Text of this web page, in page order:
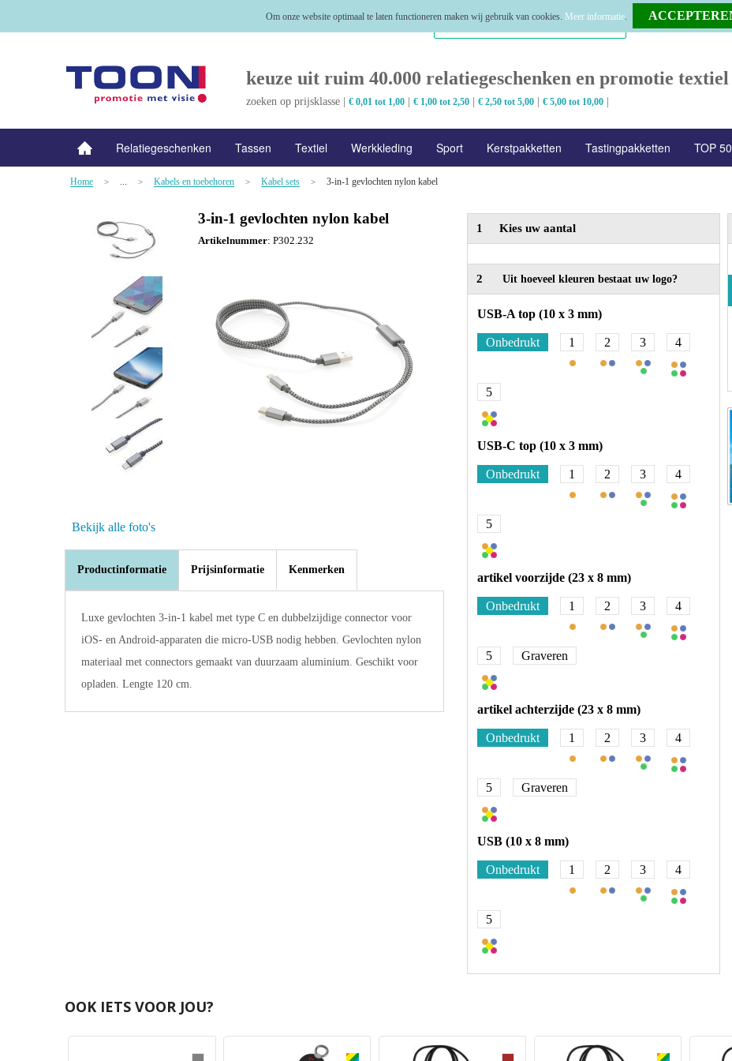
keuze uit ruim 40.000 relatiegeschenken en promotie textiel
zoeken op prijsklasse | € 0,01 tot 1,00| € 1,00 tot 2,50| € 2,50 tot 5,00| € 5,00 tot 10,00|
Relatiegeschenken Tassen Textiel Werkkleding Sport Kerstpakketten Tastingpakketten TOP 50
NIEUW Alle categorieën
Home > ... > Kabels en toebehoren > Kabel sets > 3-in-1 gevlochten nylon kabel
Bekijk alle foto's
3-in-1 gevlochten nylon kabel
Artikelnummer:P302.232
1 Kies uw aantal
2 Uit hoeveel kleuren bestaat uw logo?
USB-A top (10 x 3 mm)
Onbedrukt 1 2 3 4
5
USB-C top (10 x 3 mm)
Onbedrukt 1 2 3 4
5
artikel voorzijde (23 x 8 mm)
Onbedrukt 1 2 3 4
5 Graveren
artikel achterzijde (23 x 8 mm)
Onbedrukt 1 2 3 4
5 Graveren
USB (10 x 8 mm)
Onbedrukt 1 2 3 4
5
Productinformatie Prijsinformatie Kenmerken
Luxe gevlochten 3-in-1 kabel met type C en dubbelzijdige connector voor
iOS- en Android-apparaten die micro-USB nodig hebben. Gevlochten nylon
materiaal met connectors gemaakt van duurzaam aluminium. Geschikt voor
opladen. Lengte 120 cm.
OOK IETS VOOR JOU?
Om onze website optimaal te laten functioneren maken wij gebruik van cookies. Meer informatie.